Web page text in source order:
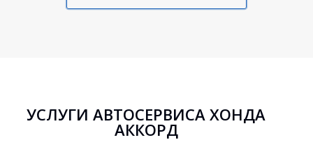
УСЛУГИ АВТОСЕРВИСА ХОНДА
АККОРД